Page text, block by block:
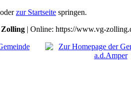
oderzur Startseite springen.
Zolling | Online: https://www.vg-